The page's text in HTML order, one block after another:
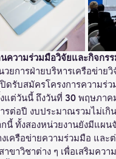
ความร่วมมือวิจัยและกิจกร
นวยการฝ่ายบริหารเครือข่า
ดรับสมัครโครงการความร่ว
ต่วันนี้ ถึงวันที่ 30 พฤษภาค
รต่อปี งบประมาณรวมไม่เกิ
นี้ ทั้งสองหน่วยงานยังมีแผ
เครือข่ายความร่วมมือ แล
ขาวิชาต่าง ๆ เพื่อเสริมคว